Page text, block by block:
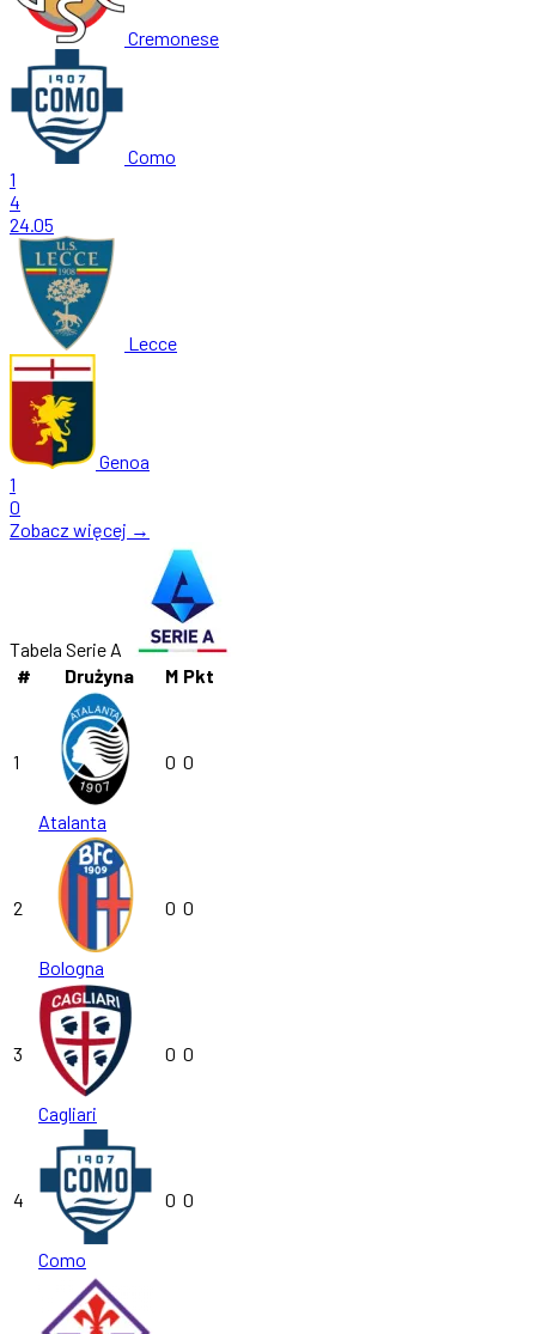
Cremonese
Como
1
4
24.05
Lecce
Genoa
1
0
Zobacz więcej →
Tabela Serie A
#
Drużyna M Pkt
1
Atalanta
0 0
2
Bologna
0 0
3
Cagliari
0 0
4
Como
0 0